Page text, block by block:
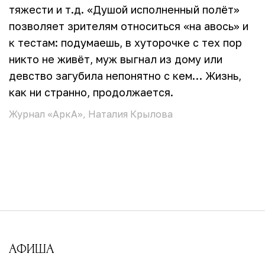
тяжести и т.д. «Душой исполненный полёт»
позволяет зрителям относиться «на авось» и
к тестам: подумаешь, в хуторочке с тех пор
никто не живёт, муж выгнал из дому или
девство загубила непонятно с кем… Жизнь,
как ни странно, продолжается.
Журнал «АркА», Наталия Крылова
АФИША